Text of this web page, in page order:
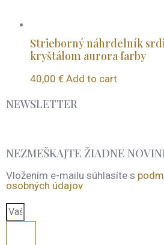
Strieborný náhrdelník
kryštálom aurora farby
40,00 € Add to cart
NEWSLETTER
NEZMEŠKAJTE ŽIADNE
Vložením e-mailu súhlasíte s
osobných údajov